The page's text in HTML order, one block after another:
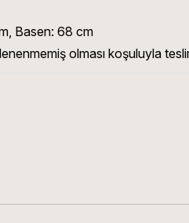
Basen: 68 cm
olması koşuluyla